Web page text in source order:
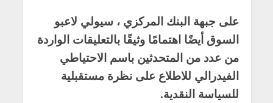
على جبهة البنك المركزي ، سيولي لاعبو
السوق أيضًا اهتمامًا وثيقًا بالتعليقات الواردة
من عدد من المتحدثين باسم الاحتياطي
الفيدرالي للاطلاع على نظرة مستقبلية
للسياسة النقدية.